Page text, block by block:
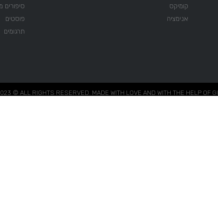
קומיקס
אנימציה
פוסטים
תרגומים
© ALL RIGHTS RESERVED. MADE WITH LOVE AND WITH THE HELP OF